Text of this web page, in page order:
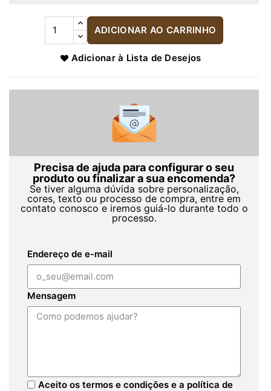
ADICIONAR AO CARRINHO
Adicionar à Lista de Desejos
Precisa de ajuda para configurar o seu
produto ou finalizar a sua encomenda?
Se tiver alguma dúvida sobre personalização,
cores, texto ou processo de compra, entre em
contato conosco e iremos guiá-lo durante todo o
processo.
Endereço de e-mail
Mensagem
Aceito os termos e condições e a política de